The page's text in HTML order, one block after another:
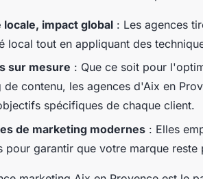
locale, impact global : Les agences
local tout en appliquant des
sur mesure : Que ce soit pour
de contenu, les agences d'Aix en
spécifiques de chaque client.
de marketing modernes : Elles
pour garantir que votre marque